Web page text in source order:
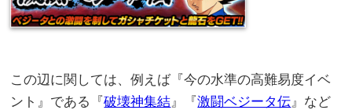
この辺に関しては、例えば『今の水準の高難易度イベ
ント』である『破壊神集結 』『激闘ベジータ伝 』など